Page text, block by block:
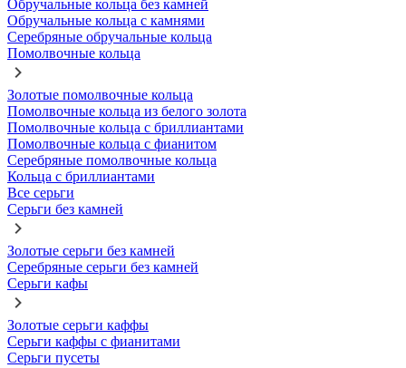
Обручальные кольца без камней
Обручальные кольца с камнями
Серебряные обручальные кольца
Помолвочные кольца
Золотые помолвочные кольца
Помолвочные кольца из белого золота
Помолвочные кольца с бриллиантами
Помолвочные кольца с фианитом
Серебряные помолвочные кольца
Кольца с бриллиантами
Все серьги
Серьги без камней
Золотые серьги без камней
Серебряные серьги без камней
Серьги кафы
Золотые серьги каффы
Серьги каффы с фианитами
Серьги пусеты